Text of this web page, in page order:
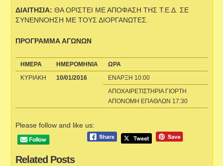
ΔΙΑΙΤΗΣΙΑ: ΘΑ ΟΡΙΣΤΕΙ ΜΕ ΑΠΟΦΑΣΗ ΤΗΣ Τ.Ε.Δ. ΣΕ
ΣΥΝΕΝΝΟΗΣΗ ΜΕ ΤΟΥΣ ΔΙΟΡΓΑΝΩΤΕΣ.
ΠΡΟΓΡΑΜΜΑ ΑΓΩΝΩΝ
ΗΜΕΡΑ ΗΜΕΡΟΜΗΝΙΑ ΩΡΑ
ΚΥΡΙΑΚΗ 10/01/2016 ΕΝΑΡΞΗ 10:00
ΑΠΟΧΑΙΡΕΤΙΣΤΗΡΙΑ ΓΙΟΡΤΗ
ΑΠΟΝΟΜΗ ΕΠΑΘΛΩΝ 17:30
Please follow and like us:
Related Posts